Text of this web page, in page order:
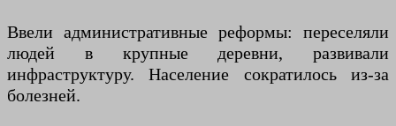
Ввели административные реформы: переселяли
людей в крупные деревни, развивали
инфраструктуру. Население сократилось из-за
болезней.